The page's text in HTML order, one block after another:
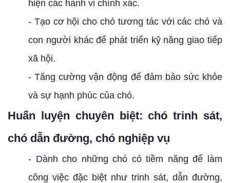
hiện các hành vi chính xác.
- Tạo cơ hội cho chó tương tác với các chó và
con người khác để phát triển kỹ năng giao tiếp
xã hội.
- Tăng cường vận động để đảm bảo sức khỏe
và sự hạnh phúc của chó.
Huấn luyện chuyên biệt: chó trinh sát,
chó dẫn đường, chó nghiệp vụ
- Dành cho những chó có tiềm năng để làm
công việc đặc biệt như trinh sát, dẫn đường,